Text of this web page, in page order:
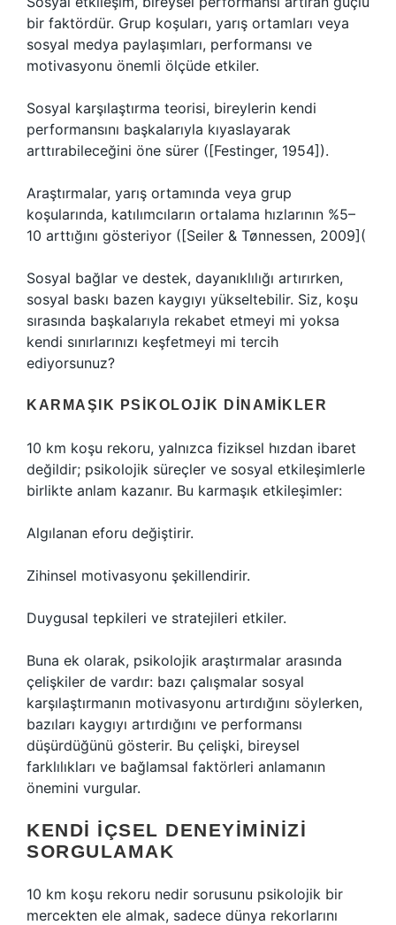
bir faktördür. Grup koşuları, yarış ortamları veya
sosyal medya paylaşımları, performansı ve
motivasyonu önemli ölçüde etkiler.
Sosyal karşılaştırma teorisi, bireylerin kendi
performansını başkalarıyla kıyaslayarak
arttırabileceğini öne sürer ([Festinger, 1954]).
Araştırmalar, yarış ortamında veya grup
koşularında, katılımcıların ortalama hızlarının %5–
10 arttığını gösteriyor ([Seiler & Tønnessen, 2009](
Sosyal bağlar ve destek, dayanıklılığı artırırken,
sosyal baskı bazen kaygıyı yükseltebilir. Siz, koşu
sırasında başkalarıyla rekabet etmeyi mi yoksa
kendi sınırlarınızı keşfetmeyi mi tercih
ediyorsunuz?
KARMAŞIK PSIKOLOJIK DINAMIKLER
10 km koşu rekoru, yalnızca fiziksel hızdan ibaret
değildir; psikolojik süreçler ve sosyal etkileşimlerle
birlikte anlam kazanır. Bu karmaşık etkileşimler:
Algılanan eforu değiştirir.
Zihinsel motivasyonu şekillendirir.
Duygusal tepkileri ve stratejileri etkiler.
Buna ek olarak, psikolojik araştırmalar arasında
çelişkiler de vardır: bazı çalışmalar sosyal
karşılaştırmanın motivasyonu artırdığını söylerken,
bazıları kaygıyı artırdığını ve performansı
düşürdüğünü gösterir. Bu çelişki, bireysel
farklılıkları ve bağlamsal faktörleri anlamanın
önemini vurgular.
KENDI İÇSEL DENEYIMINIZI
SORGULAMAK
10 km koşu rekoru nedir sorusunu psikolojik bir
mercekten ele almak, sadece dünya rekorlarını